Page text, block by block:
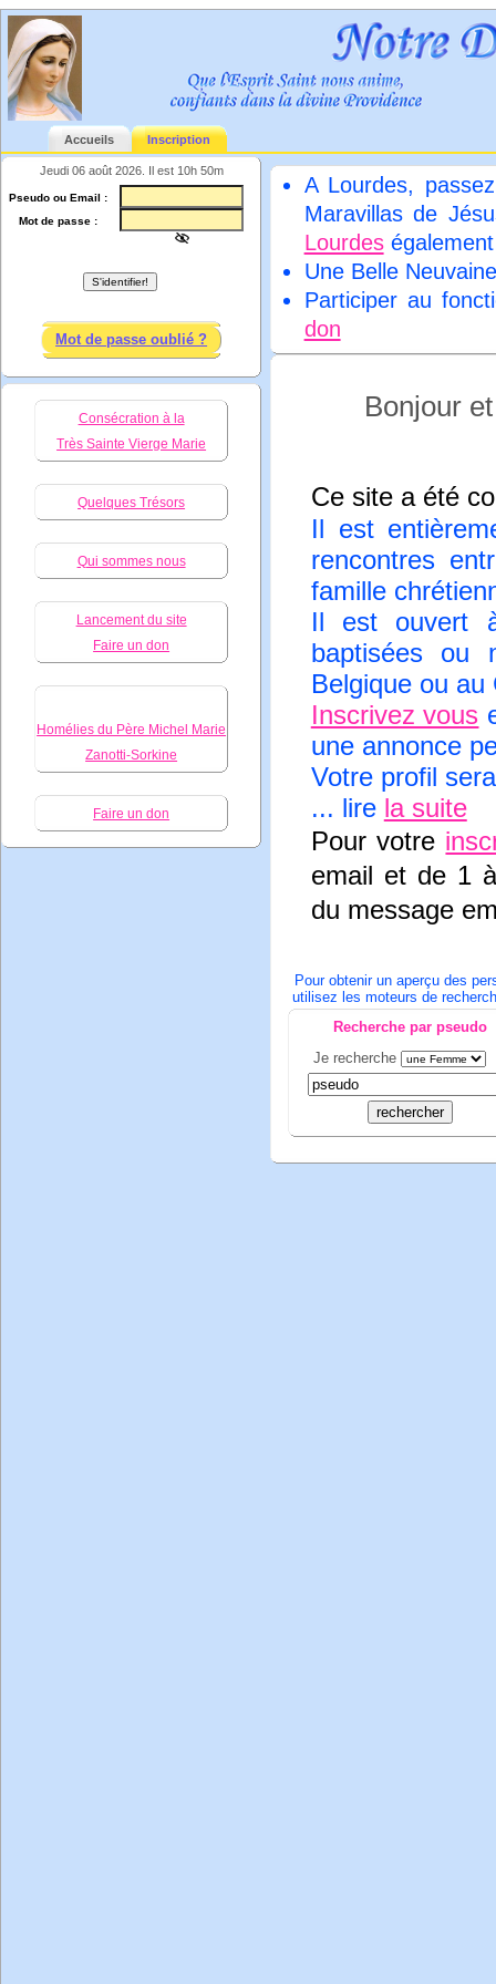
Accueils Inscription
Jeudi 06 août 2026. Il est 10h 50m
Pseudo ou Email :
Mot de passe :
Mot de passe oublié ?
Consécration à la
Très Sainte Vierge Marie
Quelques Trésors
Qui sommes nous
Lancement du site
Faire un don
Homélies du Père Michel Marie
Zanotti-Sorkine
Faire un don
A Lourdes,
Maravillas de
Lourdes
Une Belle
Participer au
don
Bonjour
Ce site a été
Il est
rencontres
famille
Il est ouvert
baptisées ou
Belgique ou au
Inscrivez vous
une annonce
Votre profil
... lire la suite
Pour votre
email et de 1
du message
Pour obtenir un aperçu des
utilisez les moteurs de
Recherche par pseudo
Je recherche